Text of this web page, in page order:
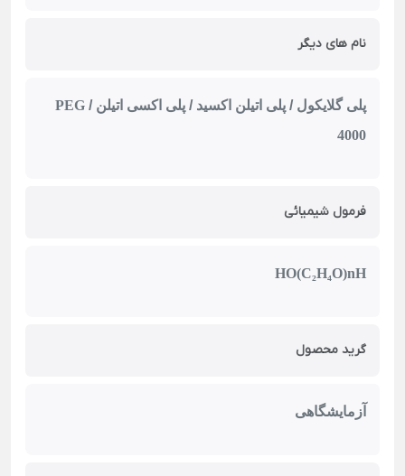
نام های دیگر
پلی گلایکول / پلی اتیلن اکسید / پلی اکسی اتیلن / PEG
4000
فرمول شیمیائی
HO(C₂H₄O)nH
گرید محصول
آزمایشگاهی